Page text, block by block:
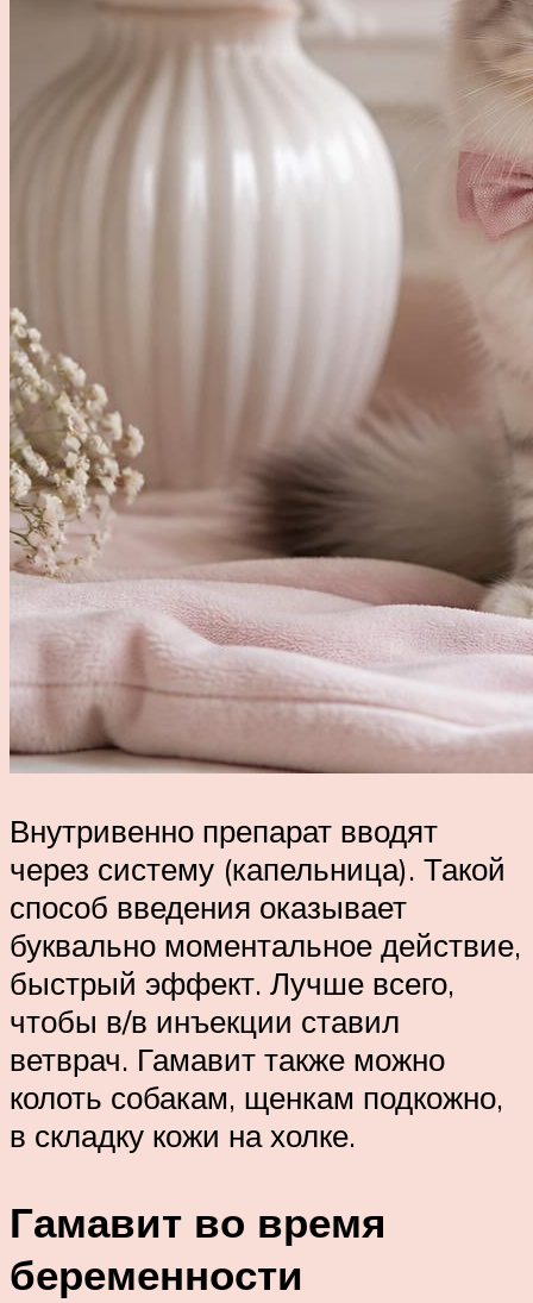
Внутривенно препарат вводят
через систему (капельница). Такой
способ введения оказывает
буквально моментальное действие,
быстрый эффект. Лучше всего,
чтобы в/в инъекции ставил
ветврач. Гамавит также можно
колоть собакам, щенкам подкожно,
в складку кожи на холке.
Гамавит во время
беременности